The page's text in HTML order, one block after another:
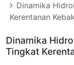
Dinamika
Kerentanan
Dinamika
Tingkat